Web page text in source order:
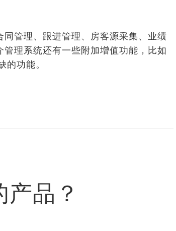
管理、跟进管理、房客源采集、业绩
理系统还有一些附加增值功能，比如
功能。
品？